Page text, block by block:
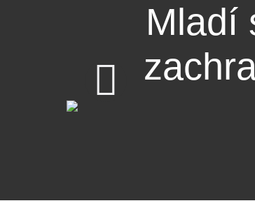
Mladí